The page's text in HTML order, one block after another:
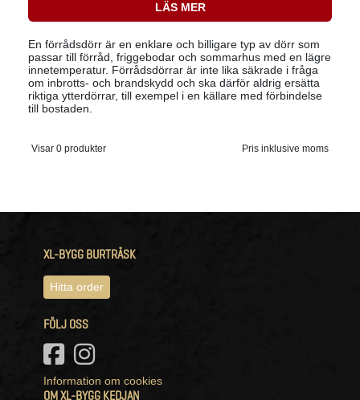
LÄS MER
En förrådsdörr är en enklare och billigare typ av dörr som
passar till förråd, friggebodar och sommarhus med en lägre
innetemperatur. Förrådsdörrar är inte lika säkrade i fråga
om inbrotts- och brandskydd och ska därför aldrig ersätta
riktiga ytterdörrar, till exempel i en källare med förbindelse
till bostaden.
Visar 0 produkter Pris inklusive moms
XL-BYGG BURTRÄSK
Hitta order
FÖLJ OSS
Information om cookies
OM XL-BYGG KEDJAN